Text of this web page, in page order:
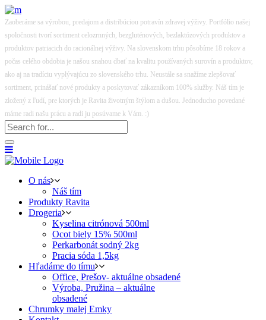
Zaoberáme sa výrobou, predajom a distribúciou potravín zdravej výživy. Portfólio našej
spoločnosti tvorí sortiment celozrnných, bezgluténových, bezlaktózových produktov a
produktov patriacich do racionálnej výživy. Na slovenskom trhu pôsobíme 18 rokov a
počas celého obdobia je našou snahou dbať na kvalitu používaných surovín a produktov,
ako aj na tradíciu vyplývajúcu zo slovenského trhu. Neustále sa snažíme zlepšovať
sortiment, prinášať nové produkty a poskytovať zákazníkom 100% služby. Náš tím je
zložený z ľudí, pre ktorých je Ravita životným štýlom a dušou. Jednoducho povedané
máme radi našu prácu a radi ju posúvame k Vám. :)
O nás
Náš tím
Produkty Ravita
Drogeria
Kyselina citrónová 500ml
Ocot biely 15% 500ml
Perkarbonát sodný 2kg
Pracia sóda 1,5kg
Hľadáme do tímu
Office, Prešov- aktuálne obsadené
Výroba, Pružina – aktuálne
obsadené
Chrumky malej Emky